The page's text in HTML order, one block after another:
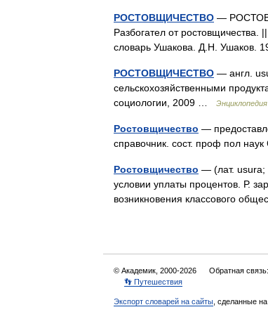
РОСТОВЩИЧЕСТВО —
Разбогател от
словарь Ушакова. Д.Н. Ушаков.
РОСТОВЩИЧЕСТВО — англ.
сельскохозяйственными
социологии, 2009 …
Ростовщичество —
справочник. сост. проф пол
Ростовщичество — (лат. usura;
условии уплаты процентов. Р.
возникновения классового
© Академик, 2000-2026 Обратная связь:
👣 Путешествия
Экспорт словарей на сайты , сделанные на